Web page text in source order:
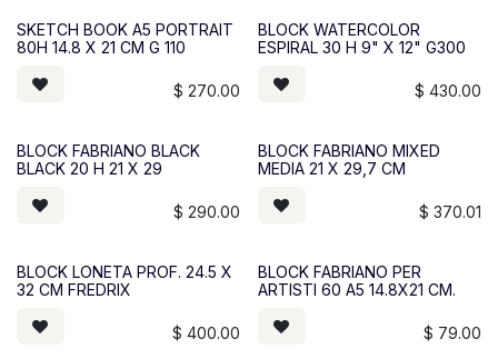
SKETCH BOOK A5 PORTRAIT
80H 14.8 X 21 CM G 110
$ 270.00
BLOCK WATERCOLOR
ESPIRAL 30 H 9" X 12" G300
$ 430.00
BLOCK FABRIANO BLACK
BLACK 20 H 21 X 29
$ 290.00
BLOCK FABRIANO MIXED
MEDIA 21 X 29,7 CM
$ 370.01
BLOCK LONETA PROF. 24.5 X
32 CM FREDRIX
$ 400.00
BLOCK FABRIANO PER
ARTISTI 60 A5 14.8X21 CM.
$ 79.00